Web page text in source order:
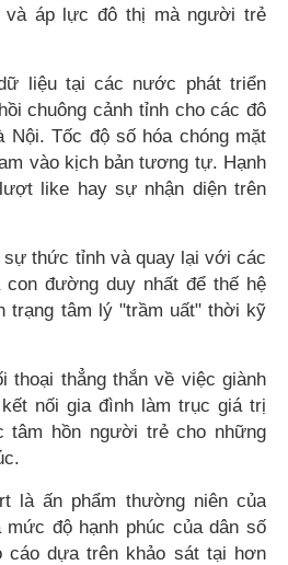
và áp lực đô thị mà người trẻ
liệu tại các nước phát triển
chuông cảnh tỉnh cho các đô
Nội. Tốc độ số hóa chóng mặt
vào kịch bản tương tự. Hạnh
like hay sự nhận diện trên
sự thức tỉnh và quay lại với các
đường duy nhất để thế hệ
trạng tâm lý "trầm uất" thời kỹ
thoại thẳng thắn về việc giành
nối gia đình làm trục giá trị
tâm hồn người trẻ cho những
là ấn phẩm thường niên của
mức độ hạnh phúc của dân số
cáo dựa trên khảo sát tại hơn